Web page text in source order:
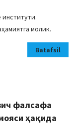
молик.
Batafsil
фалсафа
ҳақида